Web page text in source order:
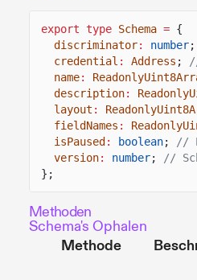
export type Schema = {
discriminator: number;
credential : Address ;
name:
description:
layout :
fieldNames :
isPaused : boolean;
//
version: number;
//
};
Methoden
Schema's Ophalen
Methode